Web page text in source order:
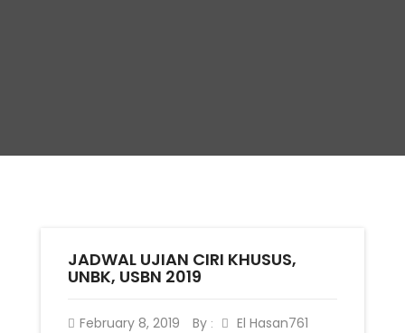
JADWAL UJIAN CIRI KHUSUS,
UNBK, USBN 2019
February 8, 2019 By :
El Hasan761